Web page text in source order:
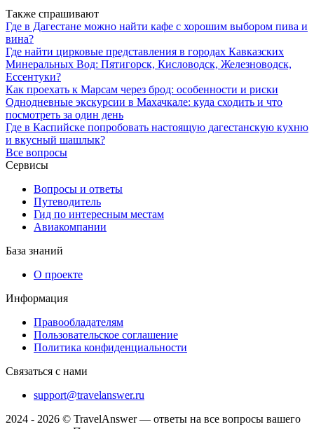
Также спрашивают
Где в Дагестане можно найти кафе с хорошим выбором пива и
вина?
Где найти цирковые представления в городах Кавказских
Минеральных Вод: Пятигорск, Кисловодск, Железноводск,
Ессентуки?
Как проехать к Марсам через брод: особенности и риски
Однодневные экскурсии в Махачкале: куда сходить и что
посмотреть за один день
Где в Каспийске попробовать настоящую дагестанскую кухню
и вкусный шашлык?
Все вопросы
Сервисы
Вопросы и ответы
Путеводитель
Гид по интересным местам
Авиакомпании
База знаний
О проекте
Информация
Правообладателям
Пользовательское соглашение
Политика конфиденциальности
Связаться с нами
support@travelanswer.ru
2024 - 2026 © TravelAnswer — ответы на все вопросы вашего